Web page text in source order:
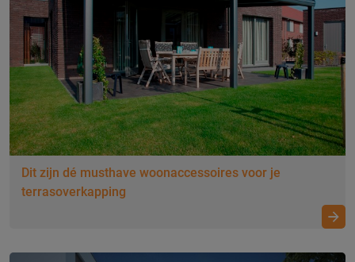
Wat je moet weten over screens!
Kies het perfecte screen
Dit zijn dé musthave woonaccessoires voor je
terrasoverkapping